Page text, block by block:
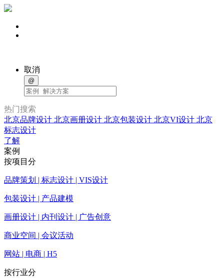
取消
@
热门搜索
北京品牌设计 北京画册设计 北京包装设计 北京VI设计 北京
标志设计
了解
案例
按项目分
品牌策划 | 标志设计 | VIS设计
包装设计 | 产品建模
画册设计 | 内刊设计 | 广告创意
商业空间 | 会议活动
网站 | 电商 | H5
按行业分